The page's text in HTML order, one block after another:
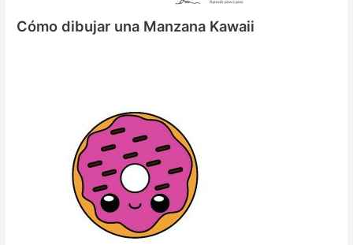
Cómo dibujar una Manzana Kawaii